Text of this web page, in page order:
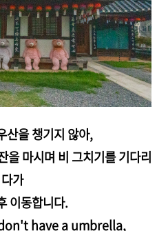
산을 챙기지 않아,
을 마시며 비 그치기를 기다리
다가
이동합니다.
have a umbrella,